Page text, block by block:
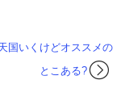
国いくけどオススメの
とこある?